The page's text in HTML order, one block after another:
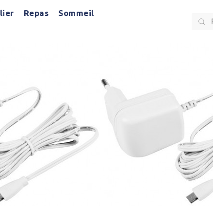
Repas
Sommeil